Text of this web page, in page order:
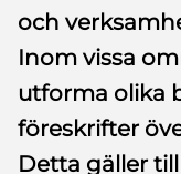
och
Inom vissa
utforma olika
föreskrifter
Detta gäller